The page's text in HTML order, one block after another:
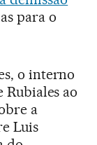
para o
o interno
Rubiales ao
a
Luis